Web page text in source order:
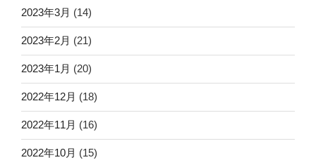
2023年3月 (14)
2023年2月 (21)
2023年1月 (20)
2022年12月 (18)
2022年11月 (16)
2022年10月 (15)